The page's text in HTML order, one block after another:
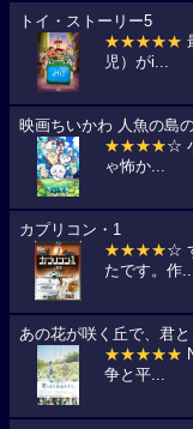
トイ・ストーリー5
★★★★★
児）がi...
映画ちいかわ 人魚の島
★★★★☆
ゃ怖か...
カプリコン・1
★★★★☆
たです。作
あの花が咲く丘で、君と
★★★★★
争と平...